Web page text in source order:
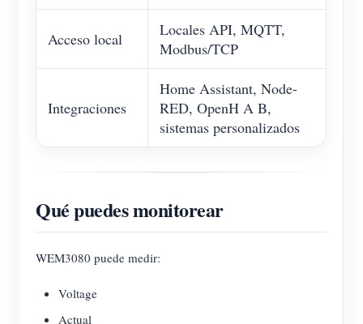
Acceso local
Locales API, MQTT,
Modbus/TCP
Integraciones
Home Assistant, Node-
RED, OpenH A B,
sistemas personalizados
Qué puedes monitorear
WEM3080 puede medir:
Voltage
Actual